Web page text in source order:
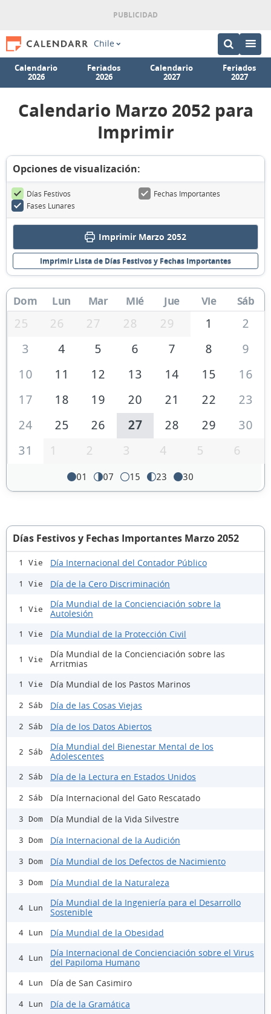
Chile
Calendario
2026
Feriados
2026
Calendario
2027
Feriados
2027
Calendario Marzo 2052 para
Imprimir
Opciones de visualización:
Días Festivos
Fechas Importantes
Fases Lunares
Imprimir Marzo 2052
Imprimir Lista de Días Festivos y Fechas Importantes
Dom Lun Mar Mié Jue Vie Sáb
25 26 27 28 29 1
2
3
4 5 6 7 8
9
10
11 12 13 14 15
16
17
18 19 20 21 22
23
24
25 26 27 28 29
30
31
1 2 3 4 5 6
01 07 15 23 30
Días Festivos y Fechas Importantes Marzo 2052
1 Vie Día Internacional del Contador Público
1 Vie Día de la Cero Discriminación
1 Vie
Día Mundial de la Concienciación sobre la
Autolesión
1 Vie Día Mundial de la Protección Civil
1 Vie
Día Mundial de la Concienciación sobre las
Arritmias
1 Vie Día Mundial de los Pastos Marinos
2 Sáb Día de las Cosas Viejas
2 Sáb Día de los Datos Abiertos
2 Sáb
Día Mundial del Bienestar Mental de los
Adolescentes
2 Sáb Día de la Lectura en Estados Unidos
2 Sáb Día Internacional del Gato Rescatado
3 Dom Día Mundial de la Vida Silvestre
3 Dom Día Internacional de la Audición
3 Dom Día Mundial de los Defectos de Nacimiento
3 Dom Día Mundial de la Naturaleza
4 Lun
Día Mundial de la Ingeniería para el Desarrollo
Sostenible
4 Lun Día Mundial de la Obesidad
4 Lun
Día Internacional de Concienciación sobre el Virus
del Papiloma Humano
4 Lun Día de San Casimiro
4 Lun Día de la Gramática